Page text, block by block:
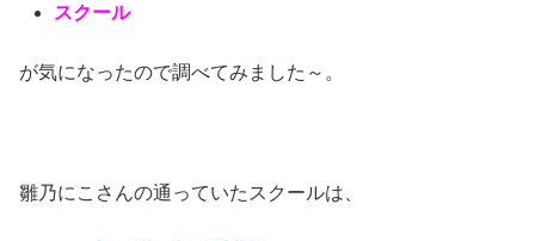
スクール
が気になったので調べてみました～。
雛乃にこさんの通っていたスクールは、